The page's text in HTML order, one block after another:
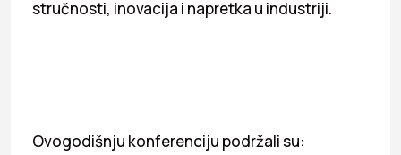
stručnosti, inovacija i napretka u industriji.
Ovogodišnju konferenciju podržali su: